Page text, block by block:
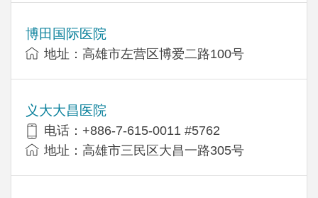
博田国际医院
地址：高雄市左营区博爱二路100号
义大大昌医院
电话：+886-7-615-0011 #5762
地址：高雄市三民区大昌一路305号